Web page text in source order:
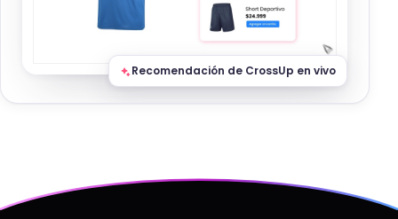
Recomendación de CrossUp en vivo